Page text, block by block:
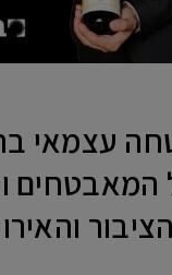
עצמאי
המאבטחים